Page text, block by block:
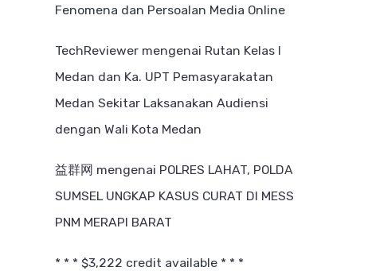
Fenomena dan Persoalan Media Online
TechReviewer mengenai Rutan Kelas I
Medan dan Ka. UPT Pemasyarakatan
Medan Sekitar Laksanakan Audiensi
dengan Wali Kota Medan
益群网 mengenai POLRES LAHAT, POLDA
SUMSEL UNGKAP KASUS CURAT DI MESS
PNM MERAPI BARAT
* * * $3,222 credit available * * *